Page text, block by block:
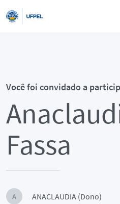
Você foi convidado a
Fassa
A ANACLAUDIA (Dono)